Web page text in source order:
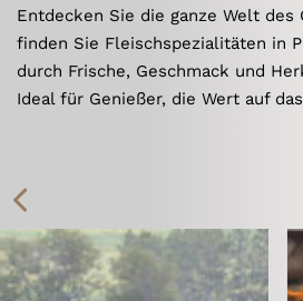
Entdecken Sie die ganze Welt des
finden Sie Fleischspezialitäten in
durch Frische, Geschmack und
Ideal für Genießer, die Wert auf